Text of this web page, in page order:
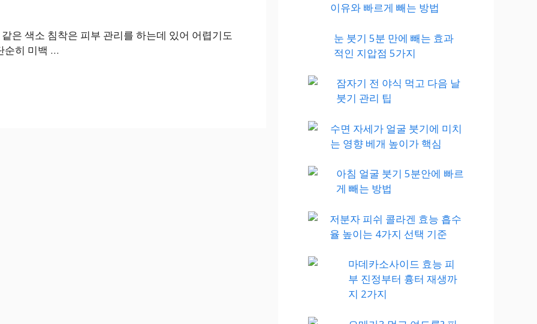
은 색소 침착은 피부 관리를 하는데 있어 어렵기도
순히 미백 …
이유와 빠르게 빼는 방법
눈 붓기 5분 만에 빼는 효과
적인 지압점 5가지
잠자기 전 야식 먹고 다음 날
붓기 관리 팁
수면 자세가 얼굴 붓기에 미치
는 영향 베개 높이가 핵심
아침 얼굴 붓기 5분안에 빠르
게 빼는 방법
저분자 피쉬 콜라겐 효능 흡수
율 높이는 4가지 선택 기준
마데카소사이드 효능 피
부 진정부터 흉터 재생까
지 2가지